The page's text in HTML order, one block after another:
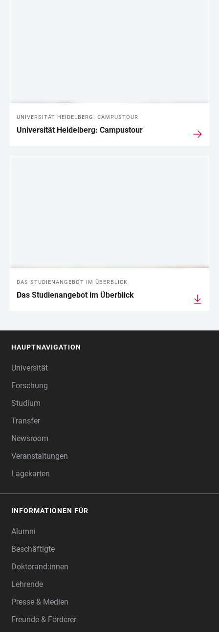
UNIVERSITÄT HEIDELBERG: CAMPUSTOUR
Universität Heidelberg: Campustour
DAS STUDIENANGEBOT IM ÜBERBLICK
Das Studienangebot im Überblick
HAUPTNAVIGATION
Universität
Forschung
Studium
Transfer
Newsroom
Veranstaltungen
Lagekarten
INFORMATIONEN FÜR
Alumni
Beschäftigte
Doktorand:innen
Lehrende
Presse & Medien
Freunde & Förderer